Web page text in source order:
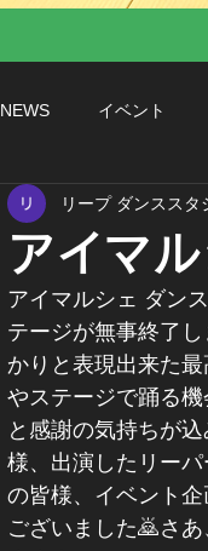
NEWS イベント
アイマ
リープ ダンススタ
アイマルシェ ダン
テージが無事終了
かりと表現出来た
やステージで踊る
と感謝の気持ちが
様、出演したリー
の皆様、イベント
ございました🙇さ